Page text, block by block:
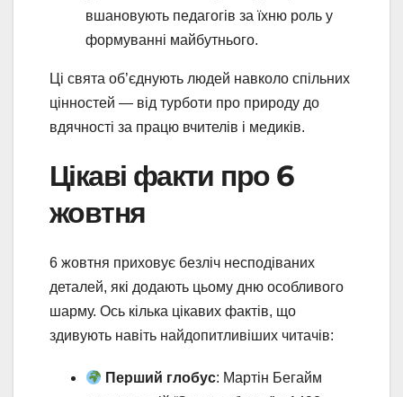
вшановують педагогів за їхню роль у
формуванні майбутнього.
Ці свята об’єднують людей навколо спільних
цінностей — від турботи про природу до
вдячності за працю вчителів і медиків.
Цікаві факти про 6
жовтня
6 жовтня приховує безліч несподіваних
деталей, які додають цьому дню особливого
шарму. Ось кілька цікавих фактів, що
здивують навіть найдопитливіших читачів:
Перший глобус: Мартін Бегайм